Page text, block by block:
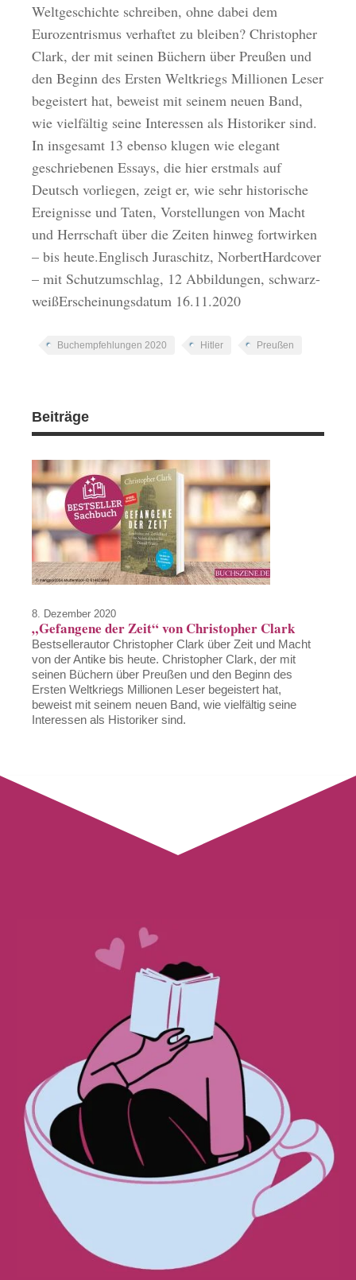
Weltgeschichte schreiben, ohne dabei dem
Eurozentrismus verhaftet zu bleiben? Christopher
Clark, der mit seinen Büchern über Preußen und
den Beginn des Ersten Weltkriegs Millionen Leser
begeistert hat, beweist mit seinem neuen Band,
wie vielfältig seine Interessen als Historiker sind.
In insgesamt 13 ebenso klugen wie elegant
geschriebenen Essays, die hier erstmals auf
Deutsch vorliegen, zeigt er, wie sehr historische
Ereignisse und Taten, Vorstellungen von Macht
und Herrschaft über die Zeiten hinweg fortwirken
– bis heute.Englisch Juraschitz, NorbertHardcover
– mit Schutzumschlag, 12 Abbildungen, schwarz-
weißErscheinungsdatum 16.11.2020
Buchempfehlungen 2020 Hitler Preußen
Beiträge
8. Dezember 2020
„Gefangene der Zeit“ von Christopher Clark
Bestsellerautor Christopher Clark über Zeit und Macht
von der Antike bis heute. Christopher Clark, der mit
seinen Büchern über Preußen und den Beginn des
Ersten Weltkriegs Millionen Leser begeistert hat,
beweist mit seinem neuen Band, wie vielfältig seine
Interessen als Historiker sind.